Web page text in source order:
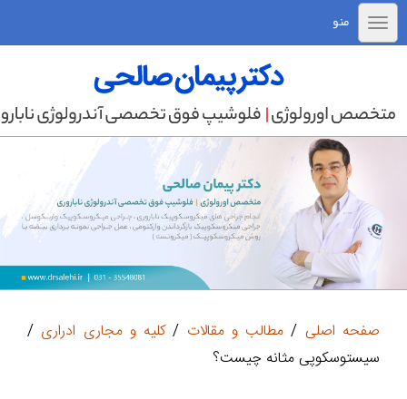
منو
صفحه اصلی / مطالب و مقالات /کلیه و مجاری ادراری /
سیستوسکوپی مثانه چیست؟